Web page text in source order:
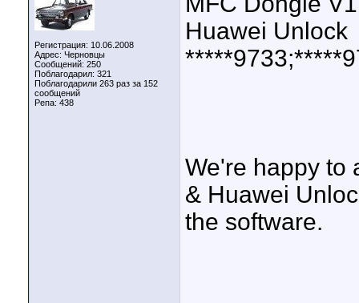
Регистрация: 10.06.2008
Адрес: Черновцы
Сообщений: 250
Поблагодарил: 321
Поблагодарили 263 раз за 152
сообщений
Репа: 438
Huawei Unlock
We're happy to
& Huawei
the software.